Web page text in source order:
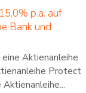
p.a. auf
Bank und
Aktienanleihe
Protect